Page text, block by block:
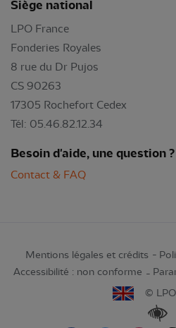
Siège national
LPO France
Fonderies Royales
8 rue du Dr Pujos
CS 90263
17305 Rochefort Cedex
Tél: 05.46.82.12.34
Besoin d'aide, une question ?
Contact & FAQ
Mentions légales et crédits
Accessibilité : non conforme
©